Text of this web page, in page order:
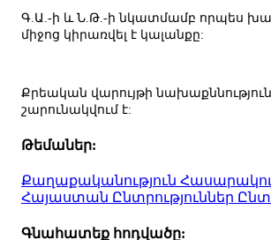
Գ.Ա.-ի և Ն.Թ.-ի նկատմամբ որպես
միջոց կիրառվել է կալանքը:
Քրեական վարույթի
շարունակվում է:
Թեմաներ:
Քաղաքականություն
Հայաստան Ընտրություններ
Գնահատեք հոդվածը: